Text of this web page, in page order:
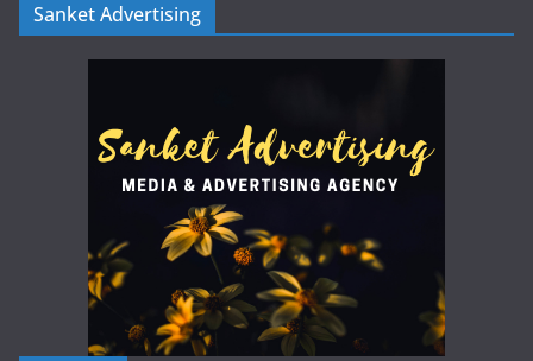
Sanket Advertising